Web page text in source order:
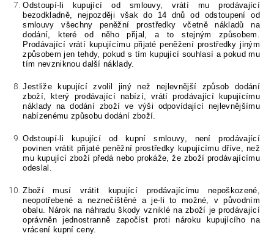
Odstoupí-li kupující od smlouvy, vrátí mu prodávající
bezodkladně, nejpozději však do 14 dnů od odstoupení od
smlouvy všechny peněžní prostředky včetně nákladů na
dodání, které od něho přijal, a to stejným způsobem.
Prodávající vrátí kupujícímu přijaté peněžení prostředky jiným
způsobem jen tehdy, pokud s tím kupující souhlasí a pokud mu
tím nevzniknou další náklady.
Jestliže kupující zvolil jiný než nejlevnější způsob dodání
zboží, který prodávající nabízí, vrátí prodávající kupujícímu
náklady na dodání zboží ve výši odpovídající nejlevnějšímu
nabízenému způsobu dodání zboží.
Odstoupí-li kupující od kupní smlouvy, není prodávající
povinen vrátit přijaté peněžní prostředky kupujícímu dříve, než
mu kupující zboží předá nebo prokáže, že zboží prodávajícímu
odeslal.
Zboží musí vrátit kupující prodávajícímunepoškozené,
neopotřebené a neznečištěné a je-li to možné, v původním
obalu. Nárok na náhradu škody vzniklé na zboží je prodávající
oprávněn jednostranně započíst proti nároku kupujícího na
vrácení kupní ceny.